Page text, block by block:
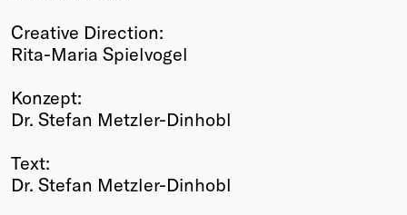
Creative Direction:
Rita-Maria Spielvogel
Konzept:
Dr. Stefan Metzler-Dinhobl
Text:
Dr. Stefan Metzler-Dinhobl